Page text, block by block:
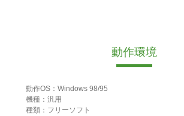
動作環境
動作OS：Windows 98/95
機種：汎用
種類：フリーソフト